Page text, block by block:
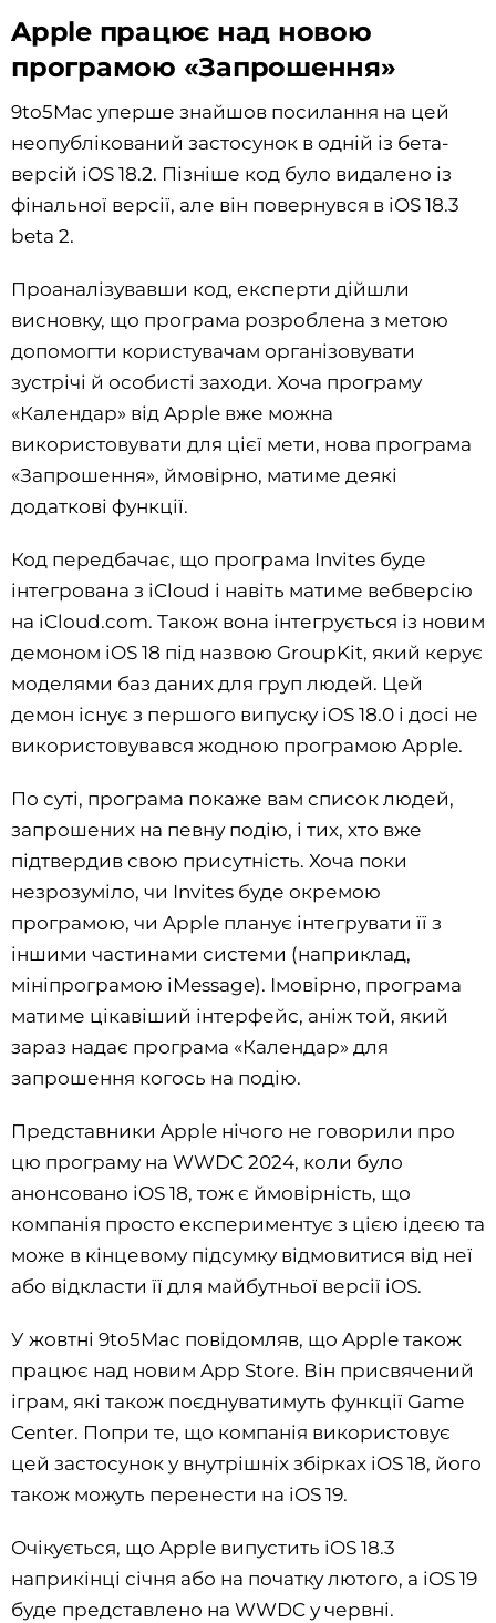
Apple працює над новою
програмою «Запрошення»
9to5Mac уперше знайшов посилання на цей
неопублікований застосунок в одній із бета-
версій iOS 18.2. Пізніше код було видалено із
фінальної версії, але він повернувся в iOS 18.3
beta 2.
Проаналізувавши код, експерти дійшли
висновку, що програма розроблена з метою
допомогти користувачам організовувати
зустрічі й особисті заходи. Хоча програму
«Календар» від Apple вже можна
використовувати для цієї мети, нова програма
«Запрошення», ймовірно, матиме деякі
додаткові функції.
Код передбачає, що програма Invites буде
інтегрована з iCloud і навіть матиме вебверсію
на iCloud.com. Також вона інтегрується із новим
демоном iOS 18 під назвою GroupKit, який керує
моделями баз даних для груп людей. Цей
демон існує з першого випуску iOS 18.0 і досі не
використовувався жодною програмою Apple.
По суті, програма покаже вам список людей,
запрошених на певну подію, і тих, хто вже
підтвердив свою присутність. Хоча поки
незрозуміло, чи Invites буде окремою
програмою, чи Apple планує інтегрувати її з
іншими частинами системи (наприклад,
мініпрограмою iMessage). Імовірно, програма
матиме цікавіший інтерфейс, аніж той, який
зараз надає програма «Календар» для
запрошення когось на подію.
Представники Apple нічого не говорили про
цю програму на WWDC 2024, коли було
анонсовано iOS 18, тож є ймовірність, що
компанія просто експериментує з цією ідеєю та
може в кінцевому підсумку відмовитися від неї
або відкласти її для майбутньої версії iOS.
У жовтні 9to5Mac повідомляв, що Apple також
працює над новим App Store. Він присвячений
іграм, які також поєднуватимуть функції Game
Center. Попри те, що компанія використовує
цей застосунок у внутрішніх збірках iOS 18, його
також можуть перенести на iOS 19.
Очікується, що Apple випустить iOS 18.3
наприкінці січня або на початку лютого, а iOS 19
буде представлено на WWDC у червні.